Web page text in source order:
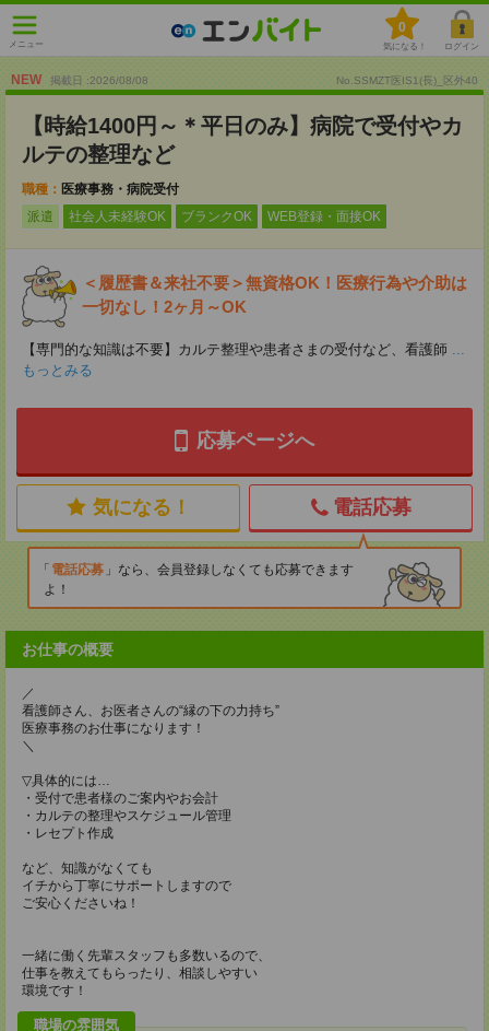
メニュー
0
気になる！ ログイン
NEW 掲載日 :2026/08/08 No.SSMZT医IS1(長)_区外40
【時給1400円～＊平日のみ】病院で受付やカ
ルテの整理など
職種： 医療事務・病院受付
派遣
社会人未経験OK ブランクOK WEB登録・面接OK
＜履歴書＆来社不要＞無資格OK！医療行為や介助は
一切なし！2ヶ月～OK
【専門的な知識は不要】カルテ整理や患者さまの受付など、看護師 ...
もっとみる
応募ページへ
気になる！ 電話応募
電話応募
なら、会員登録しなくても応募できます
よ！
お仕事の概要
／
看護師さん、お医者さんの“縁の下の力持ち”
医療事務のお仕事になります！
＼
▽具体的には…
・受付で患者様のご案内やお会計
・カルテの整理やスケジュール管理
・レセプト作成
など、知識がなくても
イチから丁寧にサポートしますので
ご安心くださいね！
一緒に働く先輩スタッフも多数いるので、
仕事を教えてもらったり、相談しやすい
環境です！
職場の雰囲気